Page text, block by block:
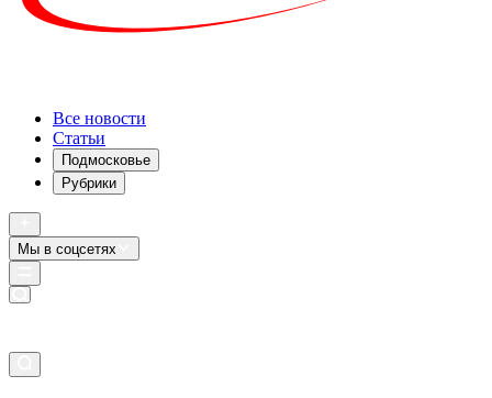
Все новости
Статьи
Подмосковье
Рубрики
Мы в соцсетях